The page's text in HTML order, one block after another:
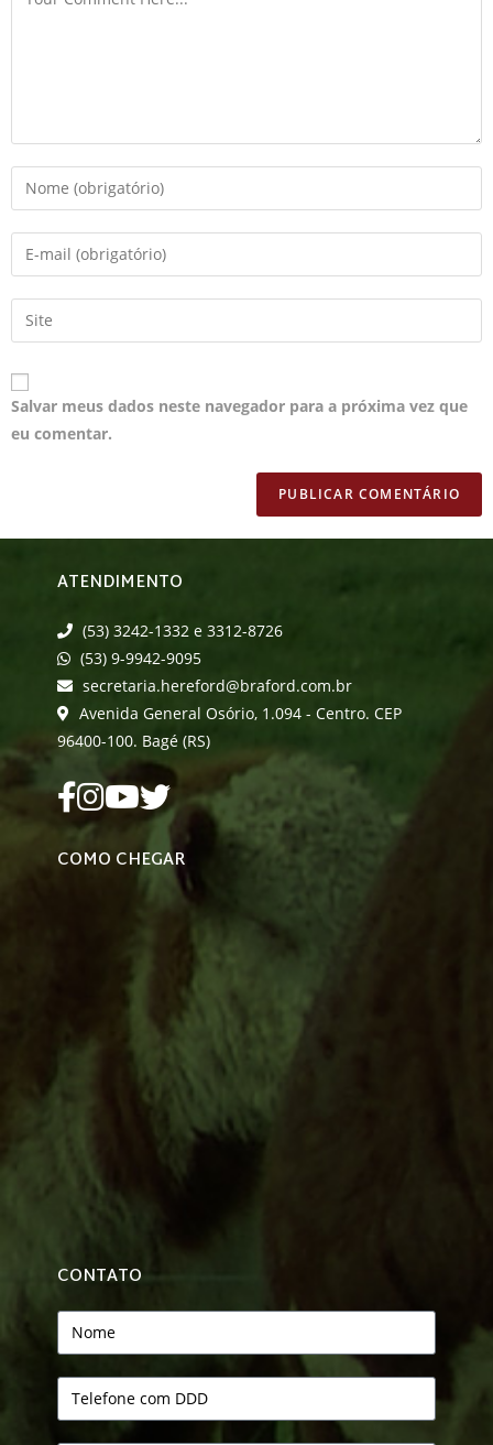
Salvar meus dados neste navegador para a próxima vez que
eu comentar.
ATENDIMENTO
(53) 3242-1332 e 3312-8726
(53) 9-9942-9095
secretaria.hereford@braford.com.br
Avenida General Osório, 1.094 - Centro. CEP
96400-100. Bagé (RS)
COMO CHEGAR
CONTATO